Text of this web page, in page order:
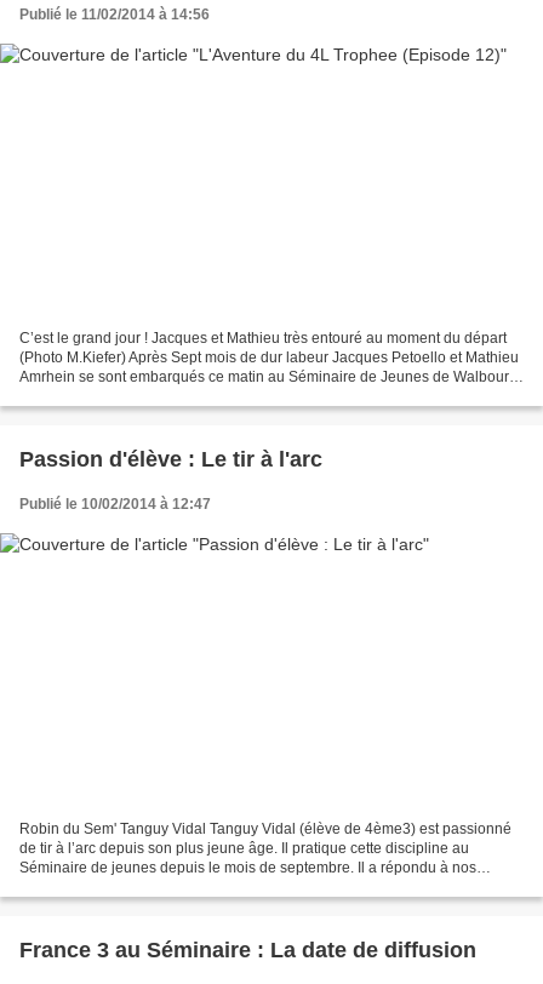
Publié le 11/02/2014 à 14:56
C’est le grand jour ! Jacques et Mathieu très entouré au moment du départ
(Photo M.Kiefer) Après Sept mois de dur labeur Jacques Petoello et Mathieu
Amrhein se sont embarqués ce matin au Séminaire de Jeunes de Walbourg
Passion d'élève : Le tir à l'arc
Publié le 10/02/2014 à 12:47
Robin du Sem' Tanguy Vidal Tanguy Vidal (élève de 4ème3) est passionné
de tir à l’arc depuis son plus jeune âge. Il pratique cette discipline au
Séminaire de jeunes depuis le mois de septembre. Il a répondu à nos
France 3 au Séminaire : La date de diffusion